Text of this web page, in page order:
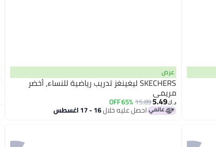
عرض
SKECHERS ليغينغز تدريب رياضية للنساء، أخضر
مريمي
د.ك‏5.49
15.89
65% OFF
احصل عليه خلال16 - 17 اغسطس